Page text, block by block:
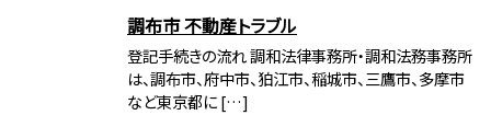
調布市 不動産トラブル
登記手続きの流れ 調和法律事務所・調和法務事務所
は、調布市、府中市、狛江市、稲城市、三鷹市、多摩市
など東京都に […]